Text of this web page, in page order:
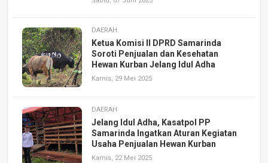
DAERAH
Ketua Komisi II DPRD Samarinda
Soroti Penjualan dan Kesehatan
Hewan Kurban Jelang Idul Adha
Kamis, 29 Mei 2025
DAERAH
Jelang Idul Adha, Kasatpol PP
Samarinda Ingatkan Aturan Kegiatan
Usaha Penjualan Hewan Kurban
Kamis, 22 Mei 2025